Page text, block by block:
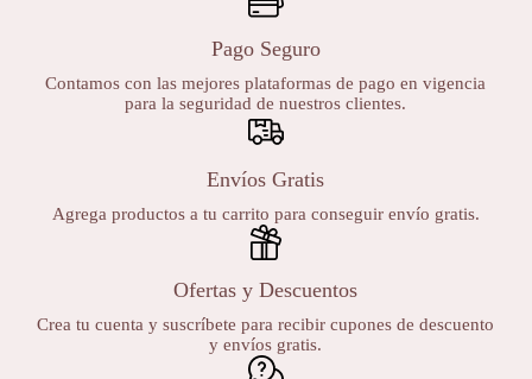
Pago Seguro
Contamos con las mejores plataformas de pago en vigencia
para la seguridad de nuestros clientes.
Envíos Gratis
Agrega productos a tu carrito para conseguir envío gratis.
Ofertas y Descuentos
Crea tu cuenta y suscríbete para recibir cupones de descuento
y envíos gratis.